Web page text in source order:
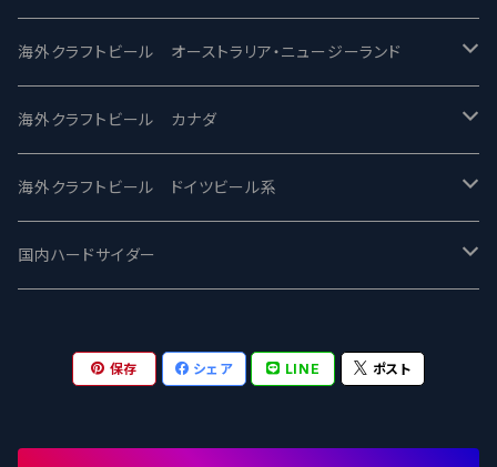
ビアへるん - Beer Hearn
忽布古丹醸造 - HOP KOTAN
ワイマーケットブルーイング Y.Market Brewing
志賀高原ビール - SIGAKOGEN
箕面ビール - MINOH BEER
サンクトガーレン - Sankt Gallen
Toppling Goliath トップリンゴライアス
Fair State フェアステイト
Lagunitas ラグニタス
FirestoneWalker ファイアストーン
Mikkeller ミッケラー
Hop Nation ホップネーション
SAIREN /サイレン
ワイルドチャイルド - Wilde Child
BrewDog Brewery - ブリュードッグ
The Flying Inn / ザ フライイング イン
Lambiek Fabriek - ファブリーク
Marble / マーブル
gweilo-鬼佬 グウァイロ
Heart Of Darkness - ハートオブダークネス
Carbon brews -カーボン
TAIHU - タイフー
Behemoth - ベヒーモス
海外クラフトビール オーストラリア・ニュージーランド
ROCKY RIDGE - ロッキーリッジ
BODRIGGY BREWING ボッドリッジー
CO-CONSPIRATORS コ・コンスピレーターズ
Deep Creek Brewing Co.
8 Wired エイトワイアード
海外クラフトビール カナダ
Jackie O's ジャッキーオーズ
Westbrook ウェストブルック
Strathcona ストラスコナ
ODIN BREWING オディン
海外クラフトビール ドイツビール系
Karmeliten カーメリテン
Früh フリュー
Plank プランク
国内ハードサイダー
保存 シェア LINE ポスト